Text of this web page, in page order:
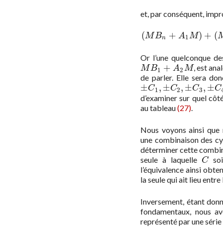
et, par conséquent,
(MBn + A1M) + (
(M Bn+ A1 M)
Or l’une quelconque
MB1 + A2M
MB1+ A2M
, est
de parler. Elle sera
±C1, ±C2, ±C3, ±C
±C1, ± C2,±C 3,±C4
d’examiner sur quel
au tableau(27).
Nous voyons ainsi
une combinaison des
déterminer cette
seule à laquelle C
C
l’équivalence ainsi
la seule qui ait lieu
Inversement, étant
fondamentaux, nous
représenté par une série